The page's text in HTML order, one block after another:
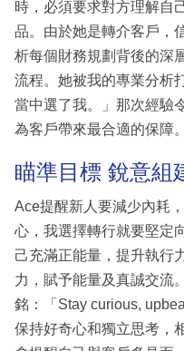
時，必須要求對方理解自
品。由於她是轉介客戶，
析每個財務規劃背後的深
流程。她被我的專業分析
當中選了我。」那次經驗
為客戶帶來最合適的保障。
瞄準目標 銳意組
Ace提醒新人要減少內耗
心，我選擇轉行就要堅定
己充滿正能量，提升執行
力，賦予能量及真誠交流
銘：「Stay curious,
保持好奇心和獨立思考，